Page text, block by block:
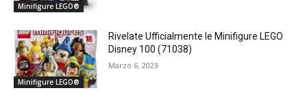
Minifigure LEGO®
Minifigure LEGO®
Rivelate Ufficialmente le Minifigure LEGO
Disney 100 (71038)
Marzo 6, 2023